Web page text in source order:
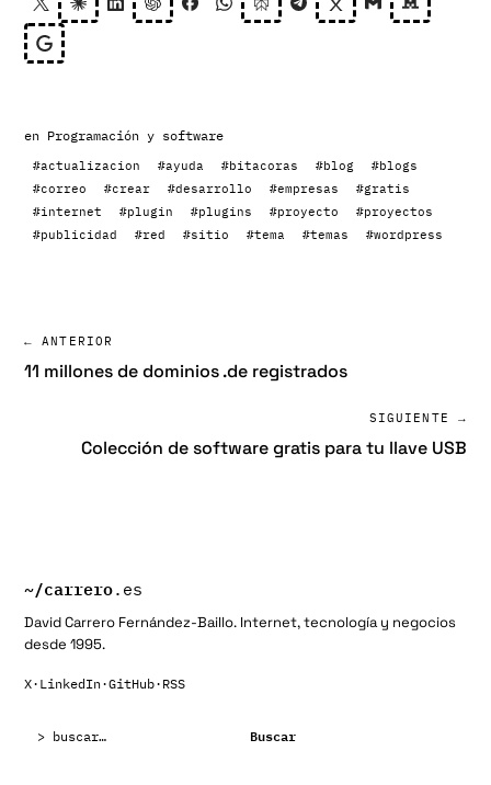
en Programación y software
#actualizacion #ayuda #bitacoras #blog
#blogs
#correo
#crear #desarrollo #empresas
#gratis
#internet
#plugin #plugins #proyecto
#proyectos
#publicidad
#red #sitio #tema #temas #wordpress
← ANTERIOR
11 millones de dominios .de registrados
SIGUIENTE →
Colección de software gratis para tu llave USB
~/carrero.es
David Carrero Fernández-Baillo. Internet, tecnología y negocios
desde 1995.
X· LinkedIn·GitHub· RSS
Buscar